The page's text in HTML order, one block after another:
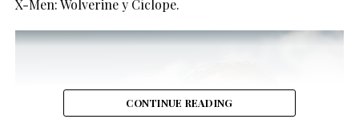
X-Men: Wolverine y Cíclope.
CONTINUE READING